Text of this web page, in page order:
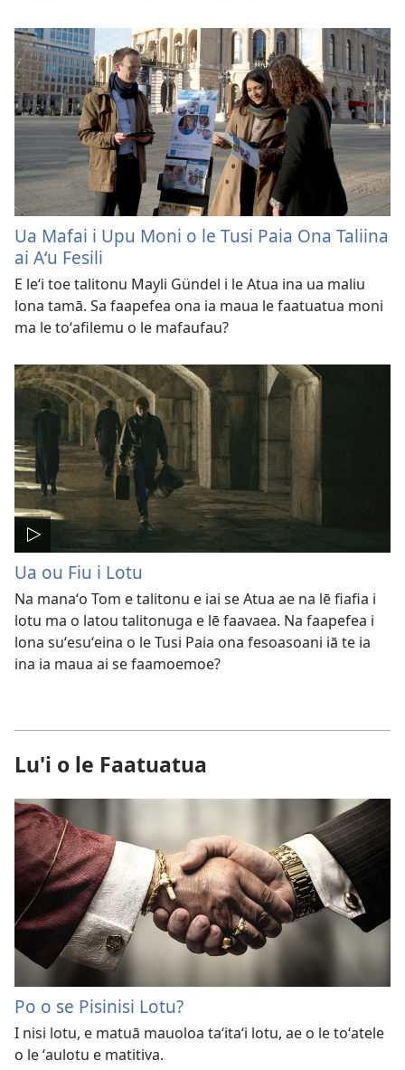
Ua Mafai i Upu Moni o le Tusi Paia Ona Taliina
ai Aʻu Fesili
E leʻi toe talitonu Mayli Gündel i le Atua ina ua maliu
lona tamā. Sa faapefea ona ia maua le faatuatua moni
ma le toʻafilemu o le mafaufau?
Ua ou Fiu i Lotu
Na manaʻo Tom e talitonu e iai se Atua ae na lē fiafia i
lotu ma o latou talitonuga e lē faavaea. Na faapefea i
lona suʻesuʻeina o le Tusi Paia ona fesoasoani iā te ia
ina ia maua ai se faamoemoe?
Lu'i o le Faatuatua
Po o se Pisinisi Lotu?
I nisi lotu, e matuā mauoloa taʻitaʻi lotu, ae o le toʻatele
o le ʻaulotu e matitiva.